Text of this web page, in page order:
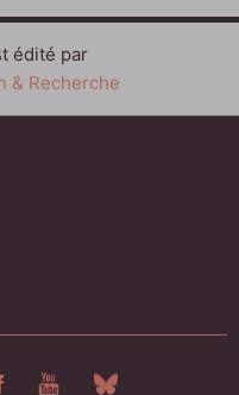
édité par
& Recherche
YOUTUBEBLUESKY